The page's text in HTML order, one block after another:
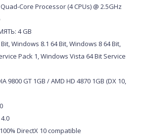
Core Processor (4 CPUs) @ 2.5GHz
4 GB
Windows 8.1 64 Bit, Windows 8 64 Bit,
Pack 1, Windows Vista 64 Bit Service
9800 GT 1GB / AMD HD 4870 1GB (DX 10,
DirectX 10 compatible